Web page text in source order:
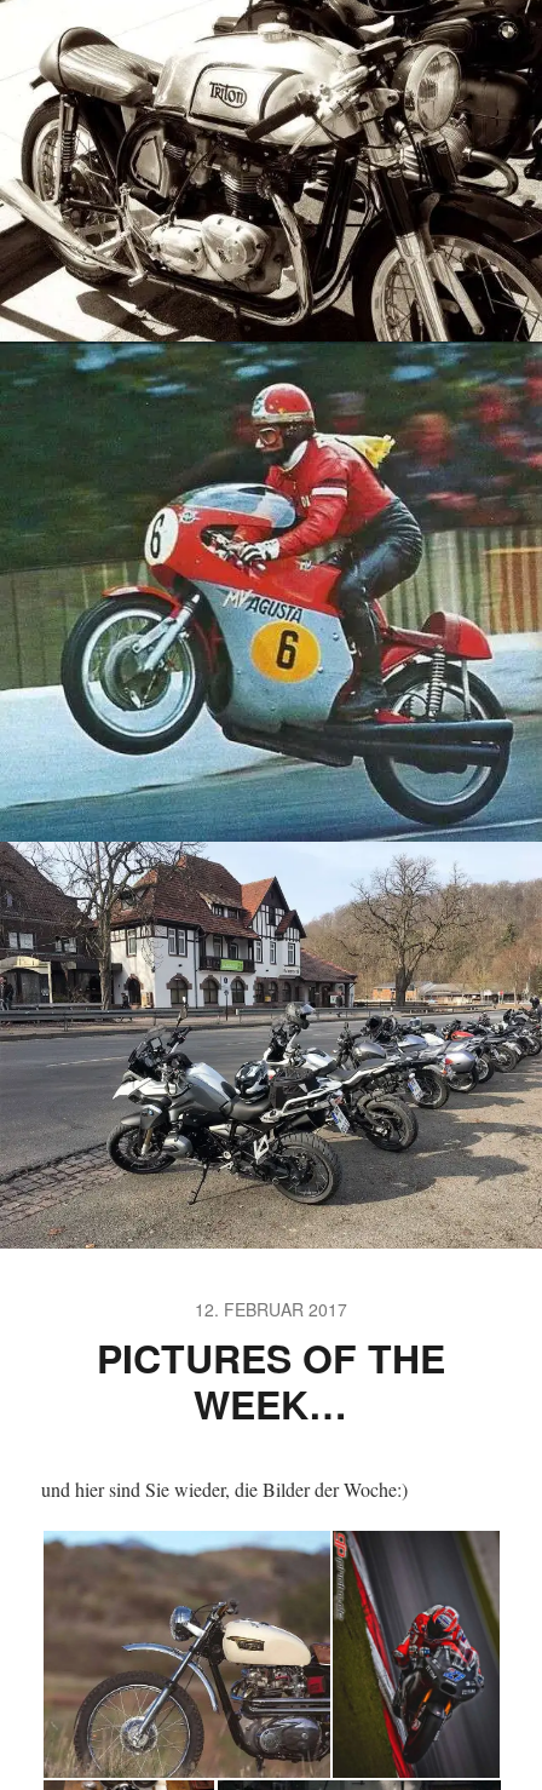
12. FEBRUAR 2017
PICTURES OF THE
WEEK…
und hier sind Sie wieder, die Bilder der Woche:)